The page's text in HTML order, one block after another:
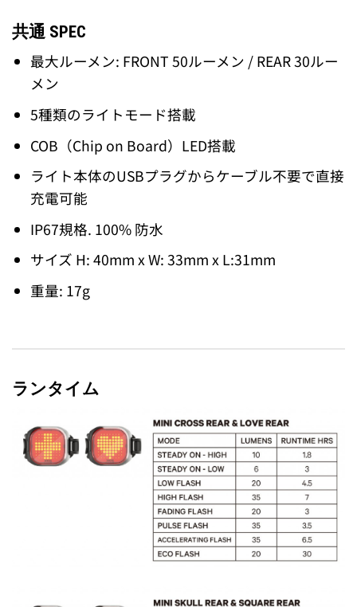
共通 SPEC
最大ルーメン: FRONT 50ルーメン / REAR 30ルー
メン
5種類のライトモード搭載
COB（Chip on Board）LED搭載
ライト本体のUSBプラグからケーブル不要で直接
充電可能
IP67規格. 100% 防水
サイズ H: 40mm x W: 33mm x L:31mm
重量: 17g
ランタイム